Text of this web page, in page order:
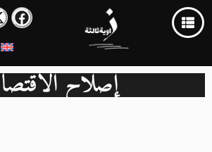
إصلاح